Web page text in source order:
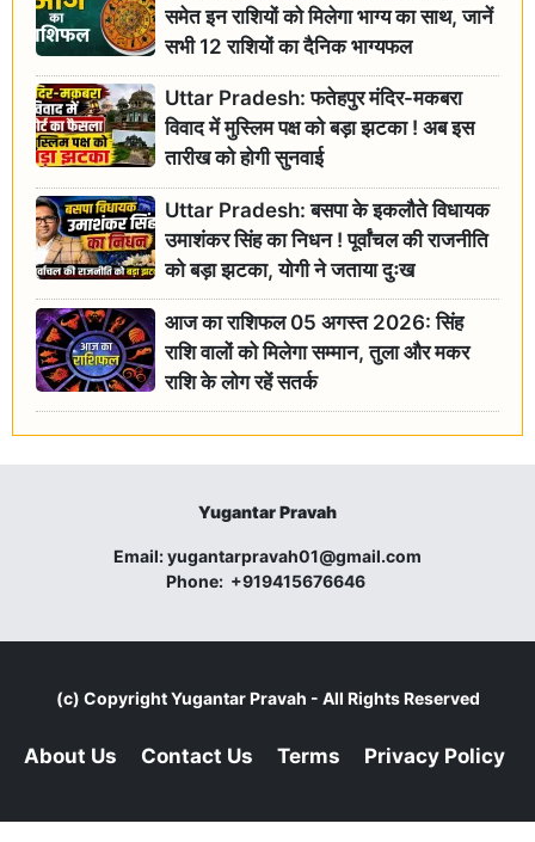
समेत इन राशियों को मिलेगा भाग्य का साथ, जानें
सभी 12 राशियों का दैनिक भाग्यफल
Uttar Pradesh: फतेहपुर मंदिर-मकबरा
विवाद में मुस्लिम पक्ष को बड़ा झटका ! अब इस
तारीख को होगी सुनवाई
Uttar Pradesh: बसपा के इकलौते विधायक
उमाशंकर सिंह का निधन ! पूर्वांचल की राजनीति
को बड़ा झटका, योगी ने जताया दुःख
आज का राशिफल 05 अगस्त 2026: सिंह
राशि वालों को मिलेगा सम्मान, तुला और मकर
राशि के लोग रहें सतर्क
Yugantar Pravah
Email:yugantarpravah01@gmail.com
Phone: +919415676646
(c) CopyrightYugantar Pravah - All Rights Reserved
About Us Contact Us Terms Privacy Policy